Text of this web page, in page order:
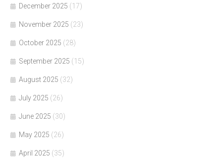
December 2025 (17)
November 2025 (23)
October 2025 (28)
September 2025 (15)
August 2025 (32)
July 2025 (26)
June 2025 (30)
May 2025 (26)
April 2025 (35)